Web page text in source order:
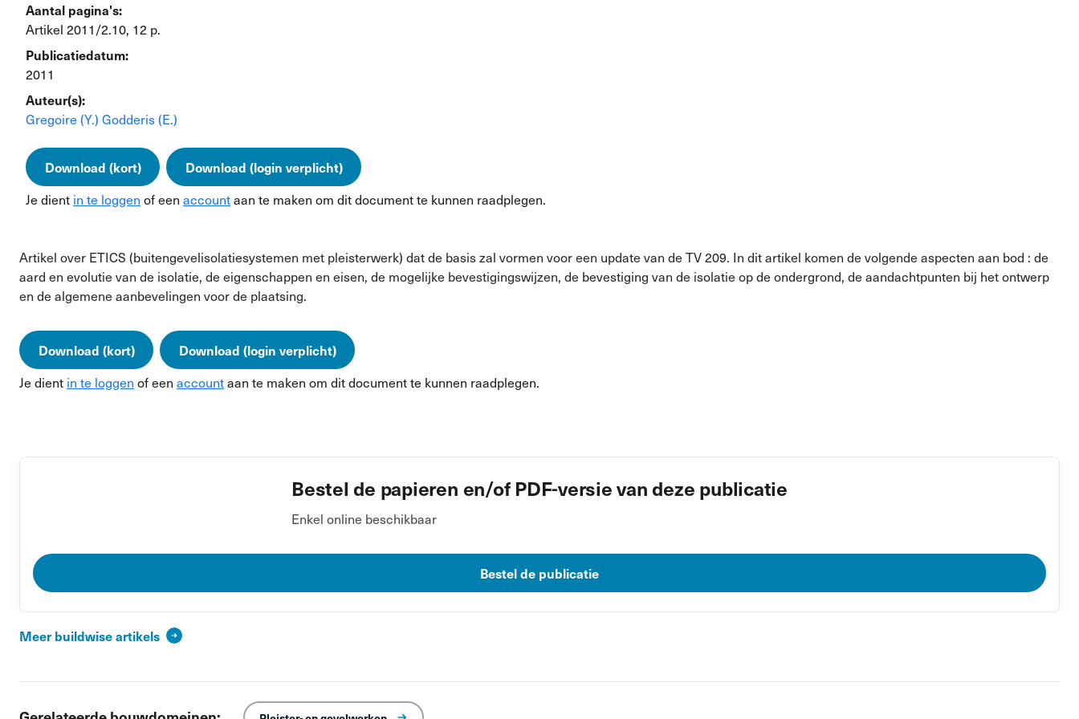
Aantal pagina's:
Artikel 2011/2.10, 12 p.
Publicatiedatum:
2011
Auteur(s):
Gregoire (Y.) Godderis (E.)
Download (kort) Download (login verplicht)
Je dient in te loggen of een accountaan te maken om dit document te kunnen raadplegen.
Artikel over ETICS (buitengevelisolatiesystemen met pleisterwerk) dat de basis zal vormen voor een update van de TV 209. In dit artikel komen de volgende aspecten aan bod : de
aard en evolutie van de isolatie, de eigenschappen en eisen, de mogelijke bevestigingswijzen, de bevestiging van de isolatie op de ondergrond, de aandachtpunten bij het ontwerp
en de algemene aanbevelingen voor de plaatsing.
Download (kort) Download (login verplicht)
Je dient in te loggen of een accountaan te maken om dit document te kunnen raadplegen.
Bestel de papieren en/of PDF-versie van deze publicatie
Enkel online beschikbaar
Bestel de publicatie
Meer buildwise artikels